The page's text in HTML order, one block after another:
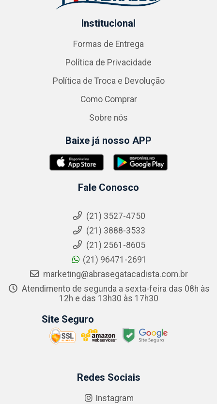
Institucional
Formas de Entrega
Política de Privacidade
Política de Troca e Devolução
Como Comprar
Sobre nós
Baixe já nosso APP
Fale Conosco
(21) 3527-4750
(21) 3888-3533
(21) 2561-8605
(21) 96471-2691
marketing@abrasegatacadista.com.br
Atendimento de segunda a sexta-feira das 08h às
12h e das 13h30 às 17h30
Site Seguro
Redes Sociais
Instagram